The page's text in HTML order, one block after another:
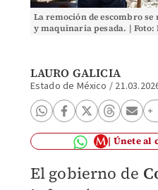
La remoción de escombro
y maquinaria pesada. |
LAURO GALICIA
Estado de México /
Únete al
El gobierno de